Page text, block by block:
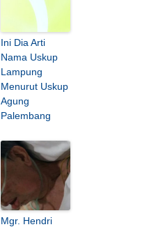
Ini Dia Arti
Nama Uskup
Lampung
Menurut Uskup
Agung
Palembang
Mgr. Hendri